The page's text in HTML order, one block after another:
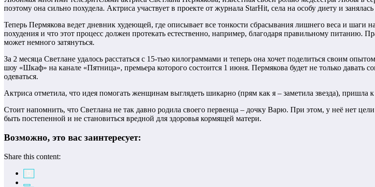
поэтому она сильно похудела. Актриса участвует в проекте от журнала StarHit, села на особу диету и
Теперь Пермякова ведет дневник худеющей, где описывает все тонкости сбрасывания лишнего веса и шаги
похудения и что этот процесс должен протекать естественно, например, благодаря правильному питанию.
может немного затянуться.
За 2 месяца Светлане удалось расстаться с 15-тью килограммами и теперь она хочет поделиться своим
шоу «Шкаф» на канале «Пятница», премьера которого состоится 1 июня. Пермякова будет не только
одеваться.
Актриса отметила, что идея помогать женщинам выглядеть шикарно (прям как я – заметила звезда), пришла
Стоит напомнить, что Светлана не так давно родила своего первенца – дочку Варю. При этом, у неё нет
быть постепенной и не становиться вредной для здоровья кормящей матери.
Возможно, это вас заинтересует:
Share this content: